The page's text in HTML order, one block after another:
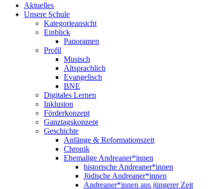
Aktuelles
Unsere Schule
Kategorieansicht
Einblick
Panoramen
Profil
Musisch
Altsprachlich
Evangelisch
BNE
Digitales Lernen
Inklusion
Förderkonzept
Ganztagskonzept
Geschichte
Anfänge & Reformationszeit
Chronik
Ehemalige Andreaner*innen
historische Andreaner*innen
Jüdische Andreaner*innen
Andreaner*innen aus jüngerer Zeit